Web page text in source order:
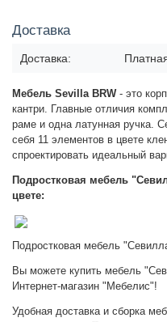
Доставка
Доставка:
Мебель Sevilla BRW- это
кантри. Главные отличия
раме и одна латунная ручка.
себя 11 элементов в цвете
спроектировать идеальный
Подростковая мебель
цвете:
Подростковая мебель
Вы можете купить мебель
Интернет-магазин "Мебелис"!
Удобная доставка и сборка